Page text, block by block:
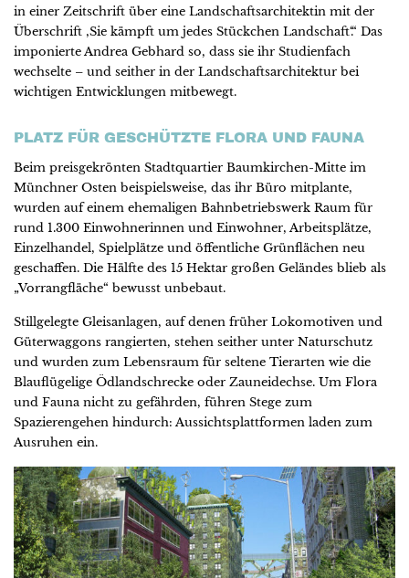
in einer Zeitschrift über eine Landschaftsarchitektin mit der
Überschrift ‚Sie kämpft um jedes Stückchen Landschaft‘.“ Das
imponierte Andrea Gebhard so, dass sie ihr Studienfach
wechselte – und seither in der Landschaftsarchitektur bei
wichtigen Entwicklungen mitbewegt.
PLATZ FÜR GESCHÜTZTE FLORA UND FAUNA
Beim preisgekrönten Stadtquartier Baumkirchen-Mitte im
Münchner Osten beispielsweise, das ihr Büro mitplante,
wurden auf einem ehemaligen Bahnbetriebswerk Raum für
rund 1.300 Einwohnerinnen und Einwohner, Arbeitsplätze,
Einzelhandel, Spielplätze und öffentliche Grünflächen neu
geschaffen. Die Hälfte des 15 Hektar großen Geländes blieb als
„Vorrangfläche“ bewusst unbebaut.
Stillgelegte Gleisanlagen, auf denen früher Lokomotiven und
Güterwaggons rangierten, stehen seither unter Naturschutz
und wurden zum Lebensraum für seltene Tierarten wie die
Blauflügelige Ödlandschrecke oder Zauneidechse. Um Flora
und Fauna nicht zu gefährden, führen Stege zum
Spazierengehen hindurch: Aussichtsplattformen laden zum
Ausruhen ein.